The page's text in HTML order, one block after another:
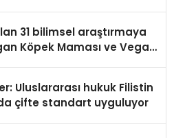
31 bilimsel araştırmaya
Köpek Maması ve Vegan
Uluslararası hukuk Filistin
çifte standart uyguluyor